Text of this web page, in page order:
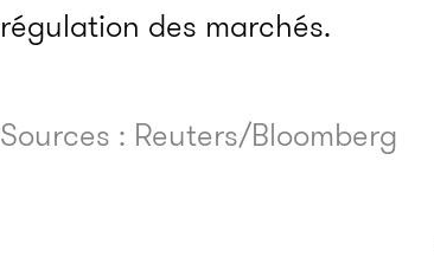
régulation des marchés.
Sources : Reuters/Bloomberg